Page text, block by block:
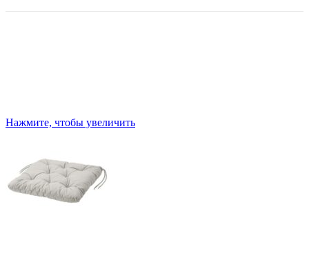
Нажмите, чтобы увеличить